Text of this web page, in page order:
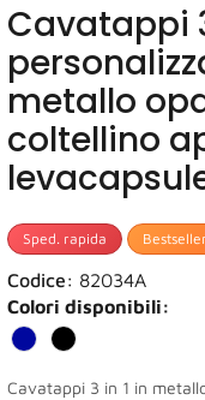
Cavatappi
metallo
coltellino
Sped. rapida Bestseller
Codice: 82034A
Colori disponibili:
Cavatappi 3 in 1 in